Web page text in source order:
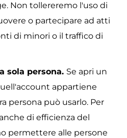
Non tollereremo l'uso di
o partecipare ad atti
di minori o il traffico di
sola persona. Se apri un
appartiene
persona può usarlo. Per
di efficienza del
permettere alle persone